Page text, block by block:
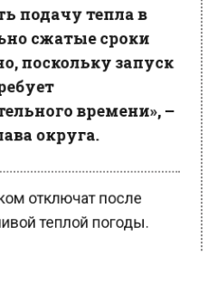
подачу тепла в
сжатые сроки
поскольку запуск
времени», –
округа.
отключат после
теплой погоды.